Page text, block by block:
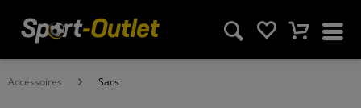
Accessoires Sacs